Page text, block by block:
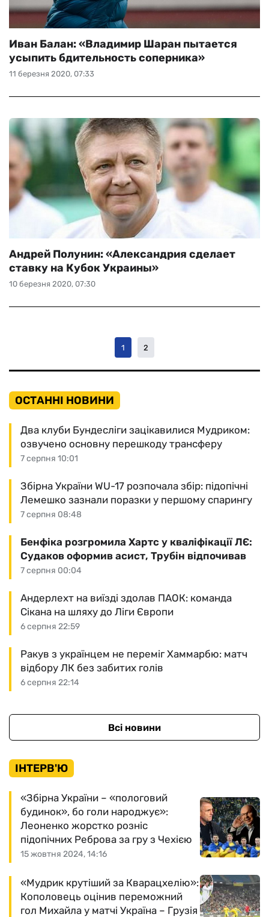
11 березня 2020, 07:33
Иван Балан: «Владимир Шаран пытается
усыпить бдительность соперника»
10 березня 2020, 07:30
Андрей Полунин: «Александрия сделает
ставку на Кубок Украины»
1 2
ОСТАННІ НОВИНИ
7 серпня 10:01
Два клуби Бундесліги зацікавилися Мудриком:
озвучено основну перешкоду трансферу
7 серпня 08:48
Збірна України WU-17 розпочала збір: підопічні
Лемешко зазнали поразки у першому спарингу
7 серпня 00:04
Бенфіка розгромила Хартс у кваліфікації ЛЄ:
Судаков оформив асист, Трубін відпочивав
6 серпня 22:59
Андерлехт на виїзді здолав ПАОК: команда
Сікана на шляху до Ліги Європи
6 серпня 22:14
Ракув з українцем не переміг Хаммарбю: матч
відбору ЛК без забитих голів
Всі новини
ІНТЕРВ'Ю
15 жовтня 2024, 14:16
«Збірна України – «пологовий
будинок», бо голи народжує»:
Леоненко жорстко розніс
підопічних Реброва за гру з Чехією
«Мудрик крутіший за Кварацхелію»:
Кополовець оцінив переможний
гол Михайла у матчі Україна – Грузія